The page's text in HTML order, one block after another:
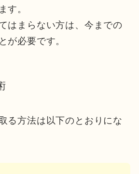
す。
はまらない方は、今までの
が必要です。
る方法は以下のとおりにな